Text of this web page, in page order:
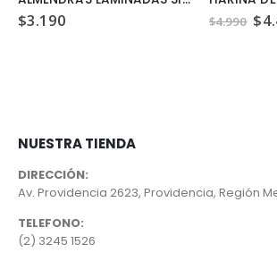
$3.190 $4.990 El
$
NUESTRA TIENDA
DIRECCIÓN:
Av. Providencia 2623, Providencia, Región
TELEFONO:
(2) 3245 1526